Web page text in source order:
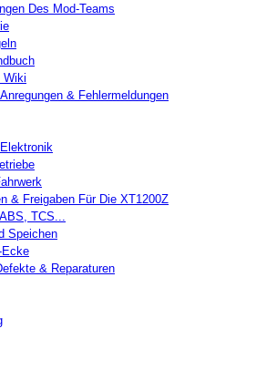
Des Mod-Teams
& Fehlermeldungen
& Freigaben Für Die XT1200Z
TCS...
Speichen
& Reparaturen